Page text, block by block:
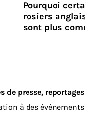
Pourquoi
rosiers
sont plus
de presse,
à des